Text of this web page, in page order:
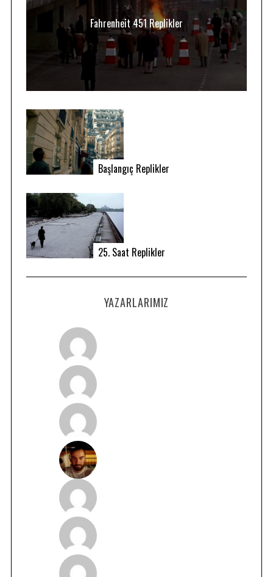
Fahrenheit 451 Replikler
Başlangıç Replikler
25. Saat Replikler
YAZARLARIMIZ